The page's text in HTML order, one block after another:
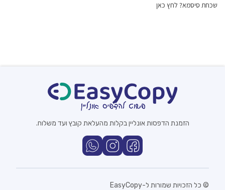
שכחת סיסמא? לחץ כאן
הזמנת הדפסות אונליין בקלות מהעלאת קובץ ועד משלוח.
© כל הזכויות שמורות ל-EasyCopy